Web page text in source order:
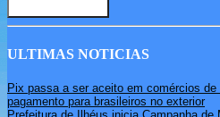
ULTIMAS NOTICIAS
Pix passa a ser aceito em comércios
pagamento para brasileiros no exterior